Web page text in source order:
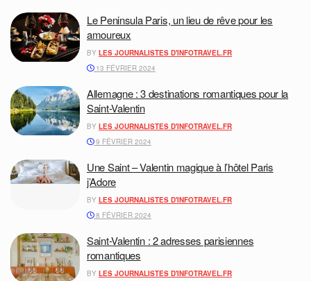
Le Peninsula Paris, un lieu de rêve pour les
amoureux
BY LES JOURNALISTES D'INFOTRAVEL.FR
13 FÉVRIER 2024
Allemagne : 3 destinations romantiques pour la
Saint-Valentin
BY LES JOURNALISTES D'INFOTRAVEL.FR
9 FÉVRIER 2024
Une Saint – Valentin magique à l’hôtel Paris
j’Adore
BY LES JOURNALISTES D'INFOTRAVEL.FR
8 FÉVRIER 2024
Saint-Valentin : 2 adresses parisiennes
romantiques
BY LES JOURNALISTES D'INFOTRAVEL.FR